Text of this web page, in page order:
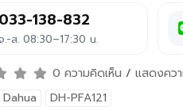
033-138-832
จ.-ส. 08:30–17:30 น.
0 ความคิดเห็น / แสดงคว
Dahua
DH-PFA121